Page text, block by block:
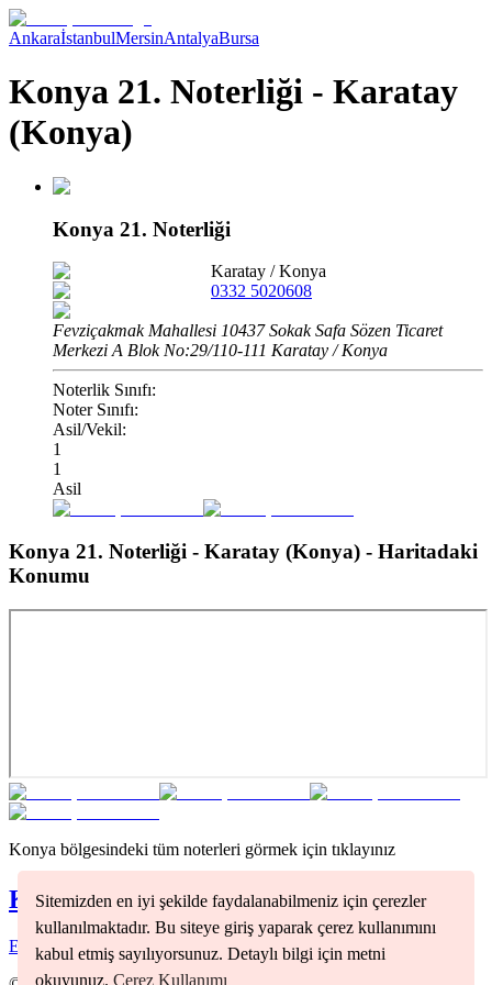
Sitemizden en iyi şekilde faydalanabilmeniz için çerezler
kullanılmaktadır. Bu siteye giriş yaparak çerez kullanımını
kabul etmiş sayılıyorsunuz. Detaylı bilgi için metni
okuyunuz. Çerez Kullanımı
AnkaraİstanbulMersinAntalyaBursa
Konya 21. Noterliği - Karatay
(Konya)
Konya 21. Noterliği
Karatay /Konya
0332 5020608
Fevziçakmak Mahallesi 10437 Sokak Safa Sözen Ticaret
Merkezi A Blok No:29/110-111 Karatay / Konya
Noterlik Sınıfı:
Noter Sınıfı:
Asil/Vekil:
1
1
Asil
Konya 21. Noterliği - Karatay (Konya) - Haritadaki
Konumu
Konya bölgesindeki tüm noterleri görmek için tıklayınız
KonyaNoterleri
Ereğli ( ) Selçuklu 3